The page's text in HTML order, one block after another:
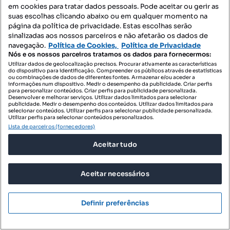
Tipologia
T0
Preço por metro quadrado
90 m²
IAD Portugal
Profissional
em cookies para tratar dados pessoais. Pode aceitar ou gerir as
suas escolhas clicando abaixo ou em qualquer momento na
página da política de privacidade. Estas escolhas serão
sinalizadas aos nossos parceiros e não afetarão os dados de
navegação. Política de Cookies, Política de Privacidade
Nós e os nossos parceiros tratamos os dados para fornecermos:
Utilizar dados de geolocalização precisos. Procurar ativamente as características
do dispositivo para identificação. Compreender os públicos através de estatísticas
ou combinações de dados de diferentes fontes. Armazenar e/ou aceder a
informações num dispositivo. Medir o desempenho da publicidade. Criar perfis
para personalizar conteúdos. Criar perfis para publicidade personalizada.
Desenvolver e melhorar serviços. Utilizar dados limitados para selecionar
publicidade. Medir o desempenho dos conteúdos. Utilizar dados limitados para
selecionar conteúdos. Utilizar perfis para selecionar publicidade personalizada.
Utilizar perfis para selecionar conteúdos personalizados.
Lista de parceiros (fornecedores)
Aceitar tudo
Aceitar necessários
Definir preferências